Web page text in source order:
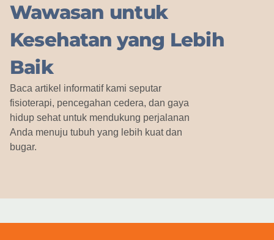
Wawasan untuk
Kesehatan yang Lebih
Baik
Baca artikel informatif kami seputar
fisioterapi, pencegahan cedera, dan gaya
hidup sehat untuk mendukung perjalanan
Anda menuju tubuh yang lebih kuat dan
bugar.